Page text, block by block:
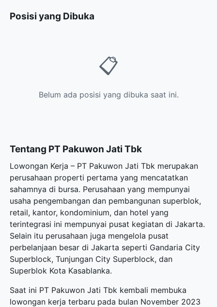
Posisi yang Dibuka
📋
Belum ada posisi yang dibuka saat ini.
Tentang PT Pakuwon Jati Tbk
Lowongan Kerja – PT Pakuwon Jati Tbk merupakan
perusahaan properti pertama yang mencatatkan
sahamnya di bursa. Perusahaan yang mempunyai
usaha pengembangan dan pembangunan superblok,
retail, kantor, kondominium, dan hotel yang
terintegrasi ini mempunyai pusat kegiatan di Jakarta.
Selain itu perusahaan juga mengelola pusat
perbelanjaan besar di Jakarta seperti Gandaria City
Superblock, Tunjungan City Superblock, dan
Superblok Kota Kasablanka.
Saat ini PT Pakuwon Jati Tbk kembali membuka
lowongan kerja terbaru pada bulan November 2023